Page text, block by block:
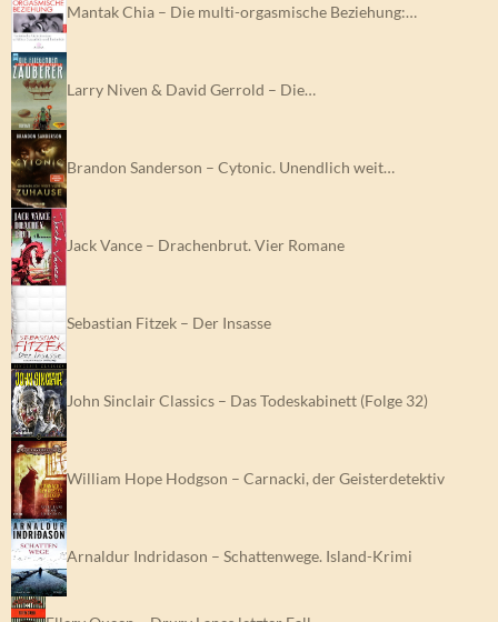
Mantak Chia – Die multi-orgasmische Beziehung:…
Larry Niven & David Gerrold – Die…
Brandon Sanderson – Cytonic. Unendlich weit…
Jack Vance – Drachenbrut. Vier Romane
Sebastian Fitzek – Der Insasse
John Sinclair Classics – Das Todeskabinett (Folge 32)
William Hope Hodgson – Carnacki, der Geisterdetektiv
Arnaldur Indridason – Schattenwege. Island-Krimi